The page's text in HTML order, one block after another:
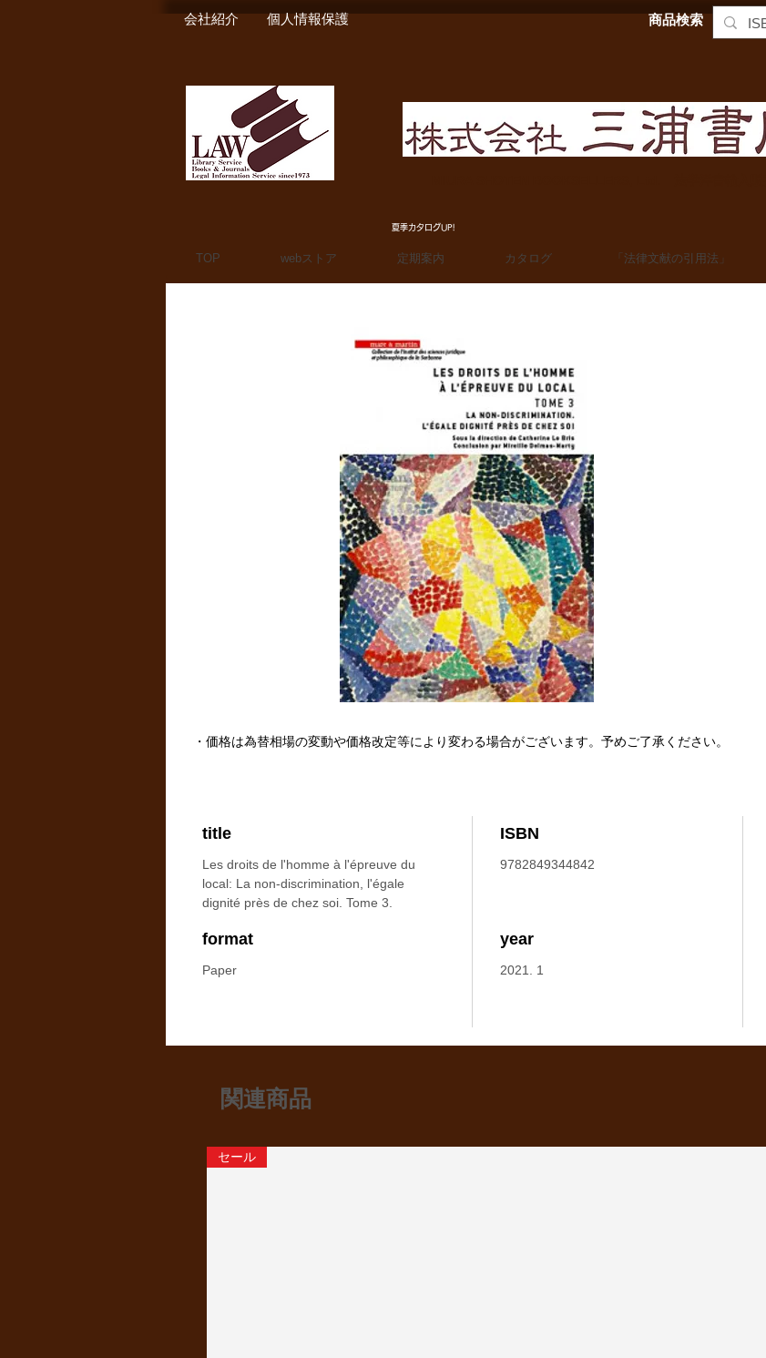
会社紹介 個人情報保護 商品検索
夏季カタログUP!
TOP webストア 定期案内 カタログ 「法律文献の引用法」
title
Les droits de l'homme à l'épreuve du
local: La non-discrimination, l'égale
dignité près de chez soi. Tome 3.
ISBN
9782849344842
format
Paper
year
2021. 1
・価格は為替相場の変動や価格改定等により変わる場合がございます。予めご了承ください。
関連商品
セール